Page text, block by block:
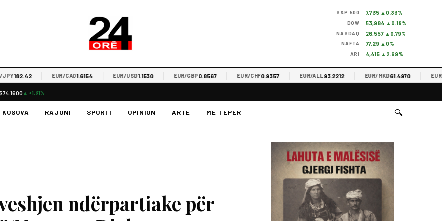
S&P 500 7,735 ▲0.33%
DOW 53,984 ▲0.18%
NASDAQ 26,557 ▲0.79%
NAFTA 77.29 ▲0%
ARI 4,415 ▲2.69%
182.42 EUR/CAD1.6154 EUR/USD1.1530 EUR/GBP0.8567 EUR/CHF0.9357 EUR/ALL93.2212 EUR/MKD61.4970 EUR/
$74.1600 ▲ +1.31%
KOSOVA RAJONI SPORTI OPINION ARTE ME TEPER 🔍
ndërpartiake për